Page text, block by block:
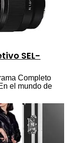
SEL-
Completo
el mundo de